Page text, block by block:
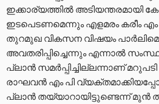
ഇക്കാര്യത്തിൽ അടിയന്തരമായി
ഇടപെടണമെന്നും എളമരം കരീം
തുറമുഖ വികസന വിഷയം
അവതരിപ്പിച്ചെന്നും എന്നാൽ
പ്ലാൻ സമർപ്പിച്ചില്ലന്നാണ്
രാഘവൻ എം പി
പ്ലാൻ തയ്യാറായിട്ടുണ്ടെന്ന് മുൻ